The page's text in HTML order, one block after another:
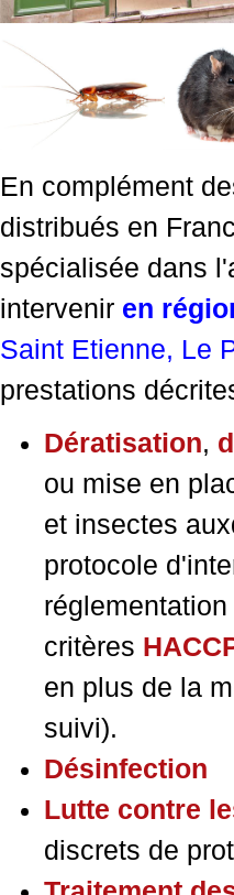
En complément
distribués en
spécialisée dans
intervenir en
Saint Etienne, Le
prestations
Dératisation,
ou mise en
et insectes
protocole
critères
en plus de la
suivi).
Désinfection
Lutte contre
discrets de